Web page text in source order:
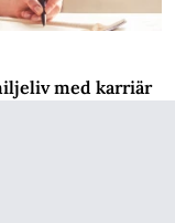
med karriär